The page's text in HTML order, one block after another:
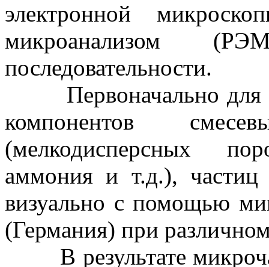
электронной
микроанализом
последовательности.
Первоначально для
компонентов
(мелкодисперсных
аммония и т.д.), частиц
визуально с помощью
(Германия) при
В результате